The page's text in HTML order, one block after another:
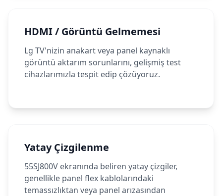
HDMI / Görüntü Gelmemesi
Lg TV'nizin anakart veya panel kaynaklı
görüntü aktarım sorunlarını, gelişmiş test
cihazlarımızla tespit edip çözüyoruz.
Yatay Çizgilenme
55SJ800V ekranında beliren yatay çizgiler,
genellikle panel flex kablolarındaki
temassızlıktan veya panel arızasından